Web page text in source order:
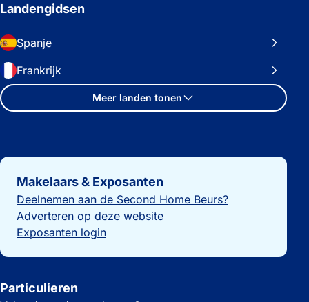
Landengidsen
Spanje
Frankrijk
Meer landen tonen
Belangrijke links
Makelaars & Exposanten
Deelnemen aan de Second Home Beurs?
Adverteren op deze website
Exposanten login
Particulieren